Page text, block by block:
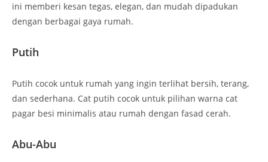
ini memberi kesan tegas, elegan, dan mudah dipadukan
dengan berbagai gaya rumah.
Putih
Putih cocok untuk rumah yang ingin terlihat bersih, terang,
dan sederhana. Cat putih cocok untuk pilihan warna cat
pagar besi minimalis atau rumah dengan fasad cerah.
Abu-Abu